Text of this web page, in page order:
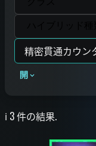
開
ℹ️ 3 件の結果.